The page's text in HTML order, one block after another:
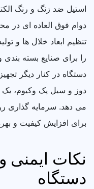
استیل ضد زنگ و رنگ
دوام فوق العاده ای در
تنظیم ابعاد خلال ها و
را برای صنایع بسته
دستگاه در کنار دیگر
دوز و سیل پک وکیوم، یک
می دهد. سرمایه گذاری
برای افزایش کیفیت و
نکات ایمنی
دستگاه